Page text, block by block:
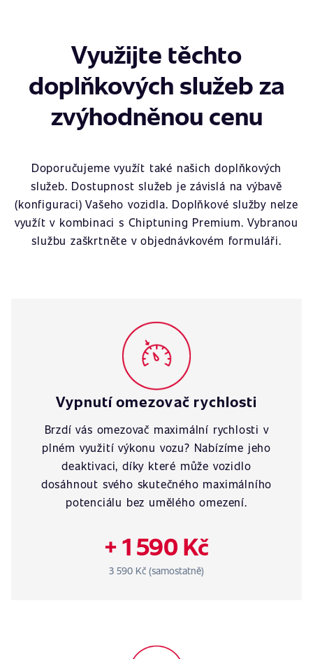
Využijte těchto
doplňkových služeb za
zvýhodněnou cenu
Doporučujeme využít také našich doplňkových
služeb. Dostupnost služeb je závislá na výbavě
(konfiguraci) Vašeho vozidla. Doplňkové služby nelze
využít v kombinaci s Chiptuning Premium. Vybranou
službu zaškrtněte v objednávkovém formuláři.
Vypnutí omezovač rychlosti
Brzdí vás omezovač maximální rychlosti v
plném využití výkonu vozu? Nabízíme jeho
deaktivaci, díky které může vozidlo
dosáhnout svého skutečného maximálního
potenciálu bez umělého omezení.
+ 1 590 Kč
3 590 Kč (samostatně)